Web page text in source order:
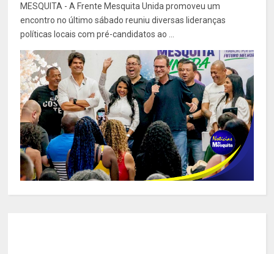
MESQUITA - A Frente Mesquita Unida promoveu um
encontro no último sábado reuniu diversas lideranças
políticas locais com pré-candidatos ao ...